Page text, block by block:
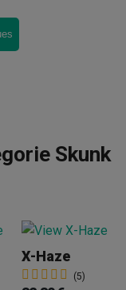
Skunk
X-Haze
(5)